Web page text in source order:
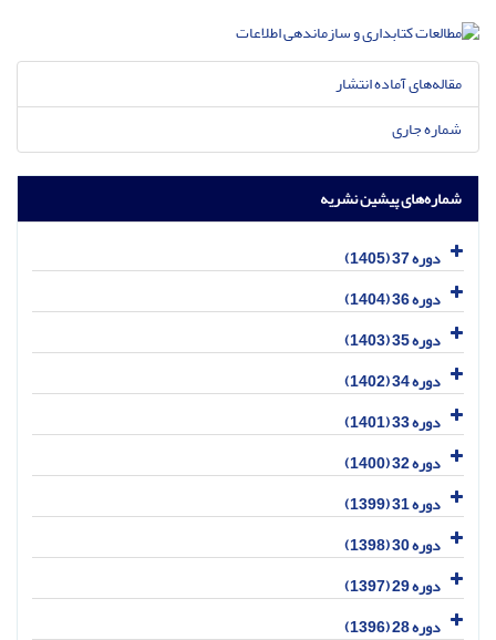
مقاله‌های آماده انتشار
شماره جاری
شماره‌های پیشین نشریه
دوره 37 (1405)
دوره 36 (1404)
دوره 35 (1403)
دوره 34 (1402)
دوره 33 (1401)
دوره 32 (1400)
دوره 31 (1399)
دوره 30 (1398)
دوره 29 (1397)
دوره 28 (1396)